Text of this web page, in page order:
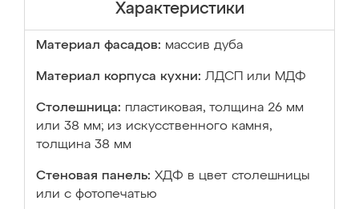
Характеристики
Материал фасадов: массив дуба
Материал корпуса кухни: ЛДСП или МДФ
Столешница: пластиковая, толщина 26 мм
или 38 мм; из искусственного камня,
толщина 38 мм
Стеновая панель: ХДФ в цвет столешницы
или с фотопечатью